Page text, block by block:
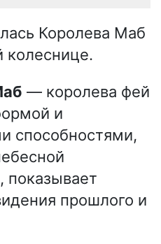
Королева Маб
колеснице.
— королева фей
и
способностями,
показывает
прошлого и